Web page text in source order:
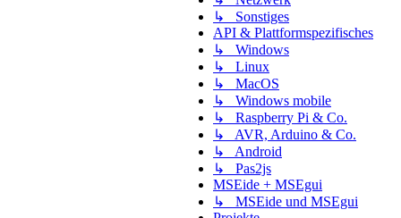
↳ Sonstiges
API & Plattformspezifisches
↳ Windows
↳ Linux
↳ MacOS
↳ Windows mobile
↳ Raspberry Pi & Co.
↳ AVR, Arduino & Co.
↳ Android
↳ Pas2js
MSEide + MSEgui
↳ MSEide und MSEgui